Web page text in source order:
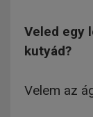
Veled egy
kutyád?
Velem az